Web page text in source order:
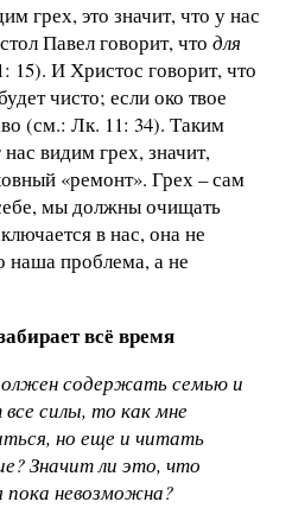
грех, это значит, что у нас
Павел говорит, что для
15). И Христос говорит, что
чисто; если око твое
(см.: Лк. 11: 34). Таким
видим грех, значит,
«ремонт». Грех – сам
мы должны очищать
в нас, она не
наша проблема, а не
всё время
содержать семью и
силы, то как мне
но еще и читать
Значит ли это, что
пока невозможна?